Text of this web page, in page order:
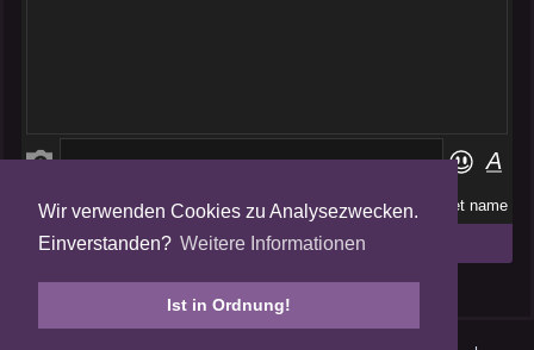
Wir verwenden Cookies zu Analysezwecken.
Einverstanden? Weitere Informationen
Ist in Ordnung!
Folge uns auf
Tweets by AmalgamFansubs